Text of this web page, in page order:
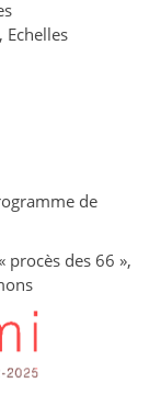
Echelles
de
procès des 66 »,